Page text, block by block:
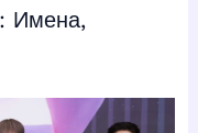
Имена,